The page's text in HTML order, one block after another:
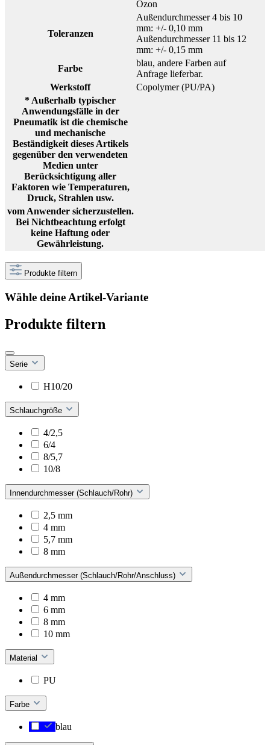
Ozon
Toleranzen
Außendurchmesser 4 bis 10
mm: +/- 0,10 mm
Außendurchmesser 11 bis 12
mm: +/- 0,15 mm
Farbe
blau, andere Farben auf
Anfrage lieferbar.
Werkstoff
Copolymer (PU/PA)
* Außerhalb typischer
Anwendungsfälle in der
Pneumatik ist die chemische
und mechanische
Beständigkeit dieses Artikels
gegenüber den verwendeten
Medien unter
Berücksichtigung aller
Faktoren wie Temperaturen,
Druck, Strahlen usw.
vom Anwender sicherzustellen.
Bei Nichtbeachtung erfolgt
keine Haftung oder
Gewährleistung.
Produkte filtern
Wähle deine Artikel-Variante
Produkte filtern
Serie
H10/20
Schlauchgröße
4/2,5
6/4
8/5,7
10/8
Innendurchmesser (Schlauch/Rohr)
2,5 mm
4 mm
5,7 mm
8 mm
Außendurchmesser (Schlauch/Rohr/Anschluss)
4 mm
6 mm
8 mm
10 mm
Material
PU
Farbe
blau